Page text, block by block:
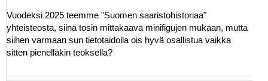
Vuodeksi 2025 teemme "Suomen saaristohistoriaa"
yhteisteosta, siinä tosin mittakaava minifigujen mukaan, mutta
siihen varmaan sun tietotaidolla ois hyvä osallistua vaikka
sitten pienelläkin teoksella?